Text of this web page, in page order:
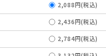
2,088円(税込)
2,436円(税込)
2,784円(税込)